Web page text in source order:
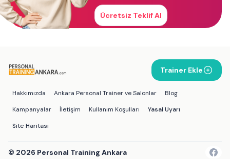
Ücretsiz Teklif Al
Trainer Ekle
Hakkımızda Ankara Personal Trainer ve Salonlar
Blog
Kampanyalar
İletişim Kullanım Koşulları
Yasal Uyarı
Site Haritası
© 2026 Personal Training Ankara